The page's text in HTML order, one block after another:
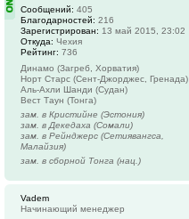
Сообщений: 405
Благодарностей: 216
Зарегистрирован: 13 май 2015, 23:02
Откуда: Чехия
Рейтинг: 736
Динамо (Загреб, Хорватия)
Норт Старс (Сент-Джорджес, Гренада)
Аль-Ахли Шанди (Судан)
Вест Таун (Тонга)
зам. в Кристийне (Эстония)
зам. в Декедаха (Сомали)
зам. в Рейнджерс (Сетиявангса,
Малайзия)
зам. в сборной Тонга (нац.)
Vadem
Начинающий менеджер